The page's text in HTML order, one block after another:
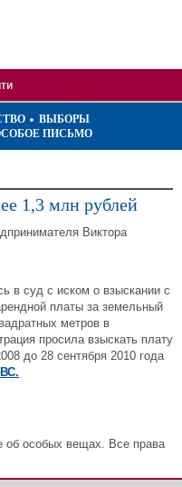
ВЫБОРЫ
ПИСЬМО
1,3 млн рублей
Виктора
в суд с иском о взыскании с
платы за земельный
метров в
просила взыскать плату
до 28 сентября 2010 года
особых вещах. Все права